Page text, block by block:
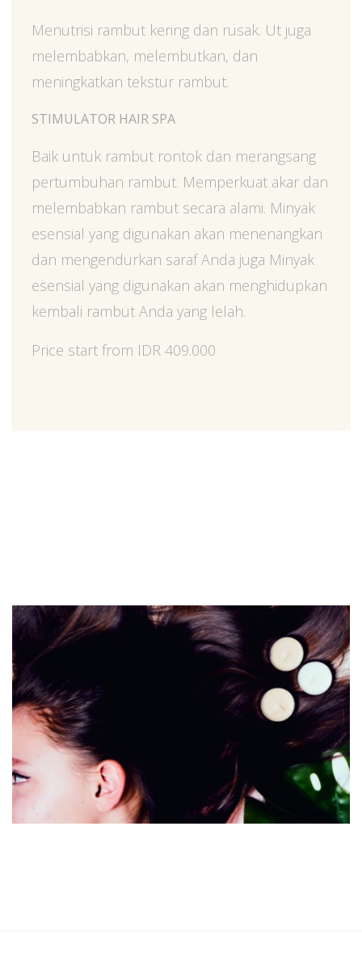
Menutrisi rambut kering dan rusak. Ut juga
melembabkan, melembutkan, dan
meningkatkan tekstur rambut.
STIMULATOR HAIR SPA
Baik untuk rambut rontok dan merangsang
pertumbuhan rambut. Memperkuat akar dan
melembabkan rambut secara alami. Minyak
esensial yang digunakan akan menenangkan
dan mengendurkan saraf Anda juga Minyak
esensial yang digunakan akan menghidupkan
kembali rambut Anda yang lelah.
Price start from IDR 409.000